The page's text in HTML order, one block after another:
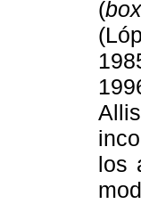
(
los